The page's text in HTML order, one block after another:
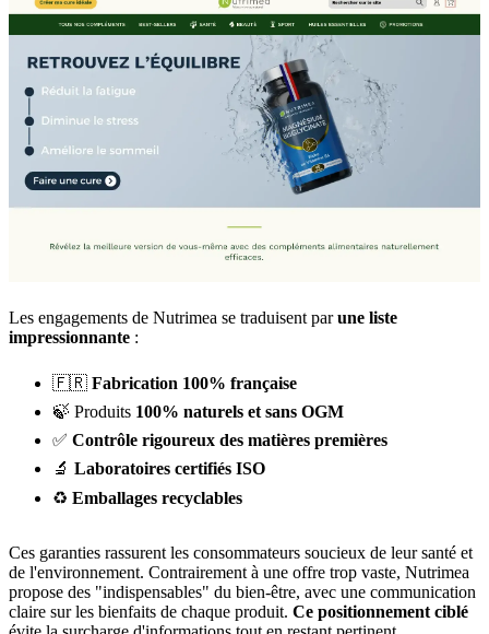
Les engagements de Nutrimea se traduisent parune liste
impressionnante :
🇫🇷 Fabrication 100% française
🍃 Produits 100% naturels et sans OGM
✅ Contrôle rigoureux des matières premières
🔬 Laboratoires certifiés ISO
♻️ Emballages recyclables
Ces garanties rassurent les consommateurs soucieux de leur santé et
de l'environnement. Contrairement à une offre trop vaste, Nutrimea
propose des "indispensables" du bien-être, avec une communication
claire sur les bienfaits de chaque produit. Ce positionnement ciblé